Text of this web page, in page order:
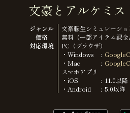
文豪とアルケミス
ジャンル
文豪転生シミュレーショ
価格
無料（一部アイテム課金
対応環境
PC（ブラウザ）
・Windows
・Mac
スマホアプリ
・iOS
11.0以降
・Android
5.0以降